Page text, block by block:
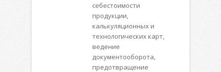
себестоимости
продукции,
калькуляционных и
технологических карт,
ведение
документооборота,
предотвращение